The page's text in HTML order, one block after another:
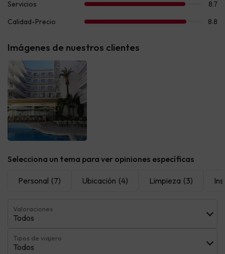
Imágenes de nuestros clientes
Selecciona un tema para ver opiniones específicas
Personal (7) Ubicación (4) Limpieza (3)
Valoraciones
Todos
Tipos de viajero
Todos